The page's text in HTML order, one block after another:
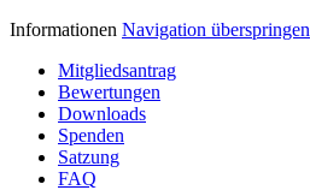
Informationen Navigation überspringen
Mitgliedsantrag
Bewertungen
Downloads
Spenden
Satzung
FAQ